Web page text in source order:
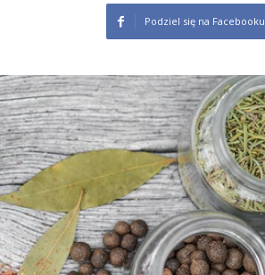
Podziel się na Facebooku